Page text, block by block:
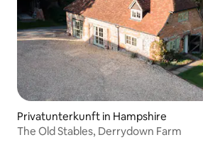
Privatunterkunft in Hampshire
The Old Stables, Derrydown Farm